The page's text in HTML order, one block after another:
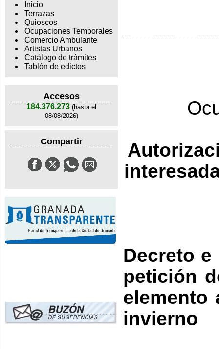
Inicio
Terrazas
Quioscos
Ocupaciones Temporales
Comercio Ambulante
Artistas Urbanos
Catálogo de trámites
Tablón de edictos
Accesos
184.376.273 (hasta el
08/08/2026)
Compartir
Decreto
petición
elemento
invierno